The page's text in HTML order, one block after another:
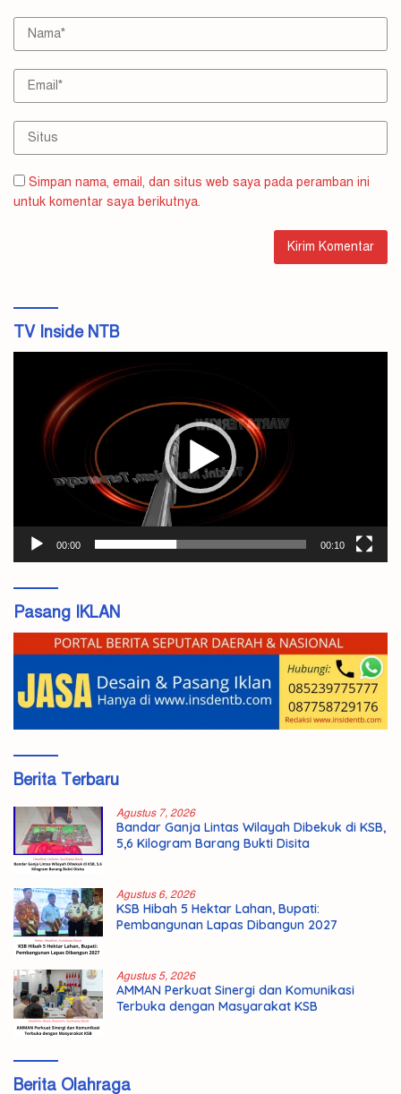
Simpan nama, email, dan situs web saya pada peramban ini
untuk komentar saya berikutnya.
TV Inside NTB
00:00 00:10
Pasang IKLAN
Berita Terbaru
Agustus 7, 2026
Bandar Ganja Lintas Wilayah Dibekuk di KSB,
5,6 Kilogram Barang Bukti Disita
Agustus 6, 2026
KSB Hibah 5 Hektar Lahan, Bupati:
Pembangunan Lapas Dibangun 2027
Agustus 5, 2026
AMMAN Perkuat Sinergi dan Komunikasi
Terbuka dengan Masyarakat KSB
Berita Olahraga